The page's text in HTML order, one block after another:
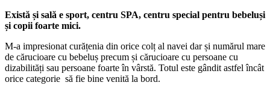
Există și sală e sport, centru SPA, centru special pentru bebeluși
și copii foarte mici.
M-a impresionat curățenia din orice colț al navei dar și numărul mare
de cărucioare cu bebeluș precum și cărucioare cu persoane cu
dizabilități sau persoane foarte în vârstă. Totul este gândit astfel încât
orice categorie să fie bine venită la bord.